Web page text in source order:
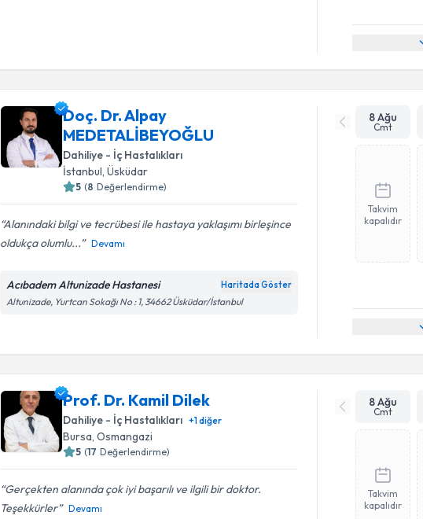
Doç. Dr. Alpay
MEDETALİBEYOĞLU
Dahiliye - İç Hastalıkları
İstanbul, Üsküdar
5 (8 Değerlendirme)
Alanındaki bilgi ve tecrübesi ile hastaya yaklaşımı birleşince
oldukça olumlu...
Devamı
Acıbadem Altunizade Hastanesi Haritada Göster
Altunizade, Yurtcan Sokağı No : 1, 34662 Üsküdar/İstanbul
8 Ağu
Cmt
Takvim
kapalıdır
Prof. Dr. Kamil Dilek
Dahiliye - İç Hastalıkları +1diğer
Bursa , Osmangazi
5 (17 Değerlendirme)
Gerçekten alanında çok iyi başarılı ve ilgili bir doktor.
Teşekkürler
Devamı
8 Ağu
Cmt
Takvim
kapalıdır